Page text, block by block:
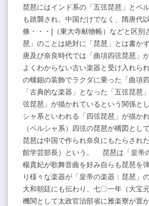
琵琶にはインド系の「五弦琵琶」とペ
も踏襲され、中国だけでなく、隋唐代
條・・・]（東大寺献物帳）などと区
琶」のことは絶対に「琵琶」とは書か
唐及び奈良時代では「曲項四弦琵琶」
よくわからない古い楽器と受け入れ
の螺鈿の装飾でラクダに乗った「曲項
「古典的な楽器」となった「五弦琵
弦琵琶」が描かれているという関係と
シャ系といわれる「四弦琵琶」が描か
（ペルシャ系）四弦の琵琶が構図と
琵琶は中国で作られ奈良にもたらされ
館学芸部長）という。 琵琶は「皇帝
楊貴妃が歌舞音曲を好み自らも琵琶を
り様々な楽器が「皇帝の楽器：琵琶」
大和朝廷にも伝わり、七〇一年（大宝
機関として太政官治部省に雅楽寮が置